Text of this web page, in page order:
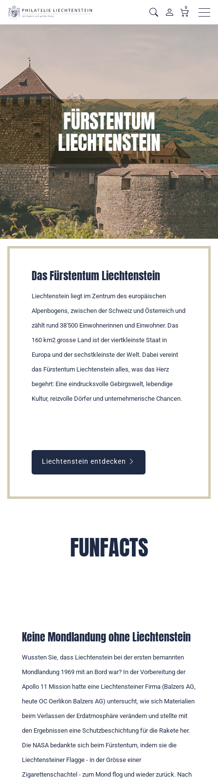
0
FÜRSTENTUM
LIECHTENSTEIN
Das Fürstentum Liechtenstein
Liechtenstein liegt im Zentrum des europäischen
Alpenbogens, zwischen der Schweiz und Österreich und
zählt rund 38'500 Einwohnerinnen und Einwohner. Das
160 km2 grosse Land ist der viertkleinste Staat in
Europa und der sechstkleinste der Welt. Dabei vereint
das Fürstentum Liechtenstein alles, was das Herz
begehrt: Eine eindrucksvolle Gebirgswelt, lebendige
Kultur, reizvolle Dörfer und unternehmerische Chancen.
Liechtenstein entdecken
FUNFACTS
Keine Mondlandung ohne Liechtenstein
Wussten Sie, dass Liechtenstein bei der ersten bemannten
Mondlandung 1969 mit an Bord war? In der Vorbereitung der
Apollo 11 Mission hatte eine Liechtensteiner Firma (Balzers AG,
heute OC Oerlikon Balzers AG) untersucht, wie sich Materialien
beim Verlassen der Erdatmosphäre verändern und stellte mit
den Ergebnissen eine Schutzbeschichtung für die Rakete her.
Die NASA bedankte sich beim Fürstentum, indem sie die
Liechtensteiner Flagge - in der Grösse einer
Zigarettenschachtel - zum Mond flog und wieder zurück. Nach